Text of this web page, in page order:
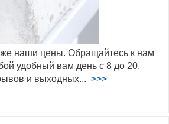
наши цены. Обращайтесь к нам
удобный вам день с 8 до 20,
и выходных... >>>